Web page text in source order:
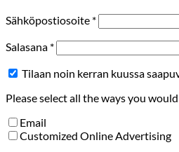
Sähköpostiosoite *Vaaditaan
Salasana *Vaaditaan
Tilaan noin kerran kuussa
Please select all the ways you
Email
Customized Online Advertising